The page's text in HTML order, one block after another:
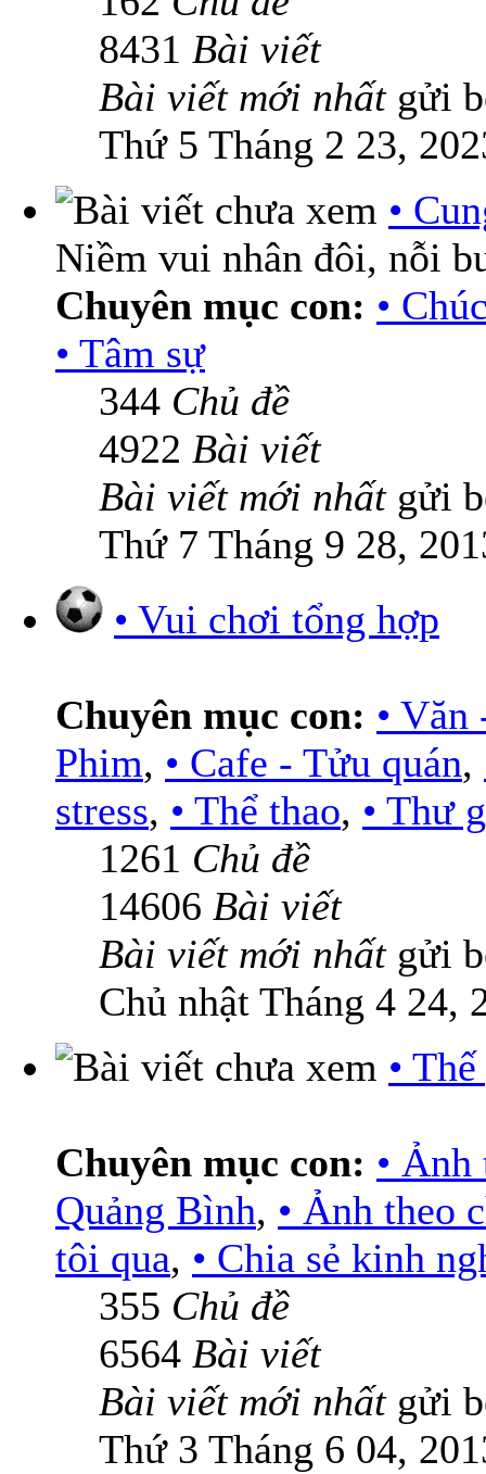
8431 Bài viết
Bài viết mới nhấtgửi
Thứ 5 Tháng 2 23,
•
Niềm vui nhân đôi, nỗi
Chuyên mục con: •
• Tâm sự
344 Chủ đề
4922 Bài viết
Bài viết mới nhấtgửi
Thứ 7 Tháng 9 28,
• Vui chơi tổng hợp
Chuyên mục con: • Văn
Phim, • Cafe - Tửu quán,
stress, • Thể thao, • Thư
1261 Chủ đề
14606 Bài viết
Bài viết mới nhấtgửi
Chủ nhật Tháng 4 24,
•
Chuyên mục con: •
Quảng Bình, • Ảnh theo
tôi qua, • Chia sẻ kinh
355 Chủ đề
6564 Bài viết
Bài viết mới nhấtgửi
Thứ 3 Tháng 6 04,